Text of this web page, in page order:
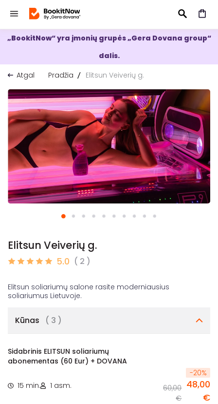
IEŠKOTI
„BookitNow“ yra įmonių grupės „Gera Dovana group“
dalis.
Atgal
Pradžia Elitsun Veiverių g.
Elitsun Veiverių g.
5.0 ( 2 )
Elitsun soliariumų salone rasite moderniausius
Kūnas ( 3 )
Sidabrinis ELITSUN soliariumų
abonementas (60 Eur) + DOVANA
15 min. 1 asm.
-20%
60,00
€
48,00
€